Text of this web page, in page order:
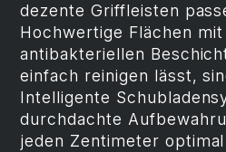
dezente Griffleisten
Hochwertige Flächen
antibakteriellen
einfach reinigen lässt,
Intelligente
durchdachte
jeden Zentimeter